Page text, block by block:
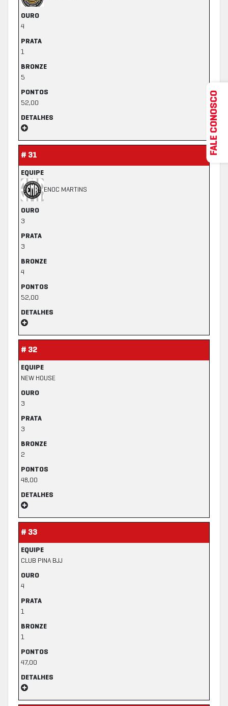
OURO
4
PRATA
1
BRONZE
5
PONTOS
52,00
DETALHES
# 31
EQUIPE
ENOC MARTINS
OURO
3
PRATA
3
BRONZE
4
PONTOS
52,00
DETALHES
# 32
EQUIPE
NEW HOUSE
OURO
3
PRATA
3
BRONZE
2
PONTOS
48,00
DETALHES
# 33
EQUIPE
CLUB PINA BJJ
OURO
4
PRATA
1
BRONZE
1
PONTOS
47,00
DETALHES
FALE CONOSCO